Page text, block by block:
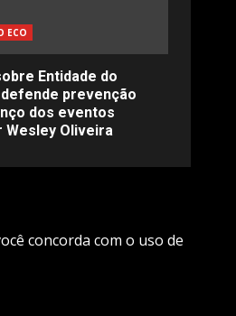
ECO
Entidade do
prevenção
dos eventos
Oliveira
concorda com o uso de